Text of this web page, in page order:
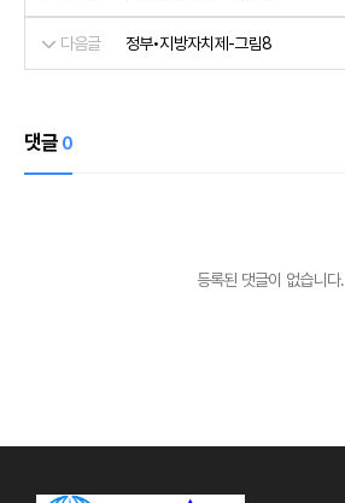
다음글 정부•지방자치제-그림8
댓글 0
등록된 댓글이 없습니다.
사이트 정보